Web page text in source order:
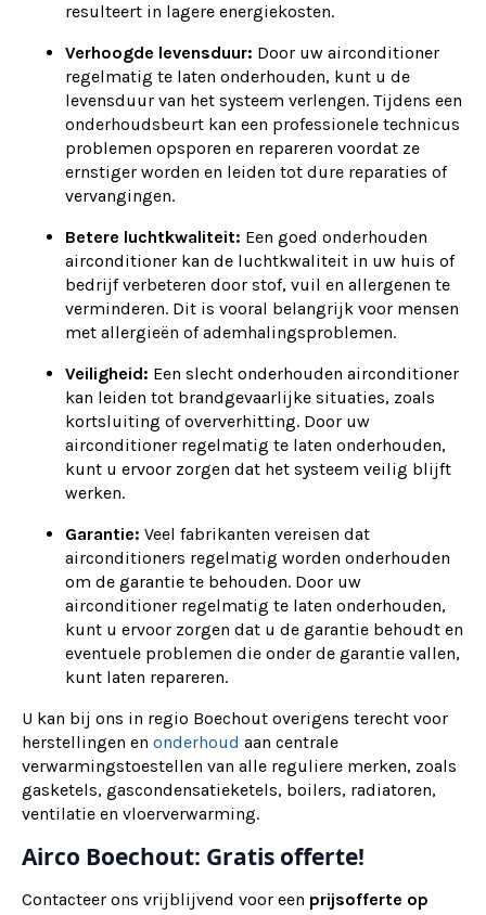
resulteert in lagere energiekosten.
Verhoogde levensduur: Door uw airconditioner
regelmatig te laten onderhouden, kunt u de
levensduur van het systeem verlengen. Tijdens een
onderhoudsbeurt kan een professionele technicus
problemen opsporen en repareren voordat ze
ernstiger worden en leiden tot dure reparaties of
vervangingen.
Betere luchtkwaliteit: Een goed onderhouden
airconditioner kan de luchtkwaliteit in uw huis of
bedrijf verbeteren door stof, vuil en allergenen te
verminderen. Dit is vooral belangrijk voor mensen
met allergieën of ademhalingsproblemen.
Veiligheid: Een slecht onderhouden airconditioner
kan leiden tot brandgevaarlijke situaties, zoals
kortsluiting of oververhitting. Door uw
airconditioner regelmatig te laten onderhouden,
kunt u ervoor zorgen dat het systeem veilig blijft
werken.
Garantie: Veel fabrikanten vereisen dat
airconditioners regelmatig worden onderhouden
om de garantie te behouden. Door uw
airconditioner regelmatig te laten onderhouden,
kunt u ervoor zorgen dat u de garantie behoudt en
eventuele problemen die onder de garantie vallen,
kunt laten repareren.
U kan bij ons in regio Boechout overigens terecht voor
herstellingen en onderhoud aan centrale
verwarmingstoestellen van alle reguliere merken, zoals
gasketels, gascondensatieketels, boilers, radiatoren,
ventilatie en vloerverwarming.
Airco Boechout: Gratis offerte!
Contacteer ons vrijblijvend voor een prijsofferte op